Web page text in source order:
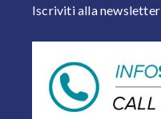
Iscriviti alla newsletter